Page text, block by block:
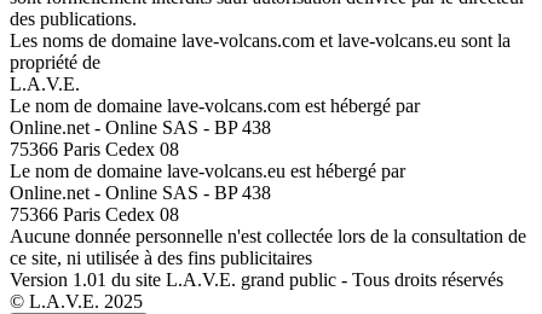
des publications.
Les noms de domaine lave-volcans.com et lave-volcans.eu sont la
propriété de
L.A.V.E.
Le nom de domaine lave-volcans.com est hébergé par
Online.net - Online SAS - BP 438
75366 Paris Cedex 08
Le nom de domaine lave-volcans.eu est hébergé par
Online.net - Online SAS - BP 438
75366 Paris Cedex 08
Aucune donnée personnelle n'est collectée lors de la consultation de
ce site, ni utilisée à des fins publicitaires
Version 1.01 du site L.A.V.E. grand public - Tous droits réservés
© L.A.V.E. 2025